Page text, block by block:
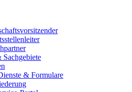
& Formulare